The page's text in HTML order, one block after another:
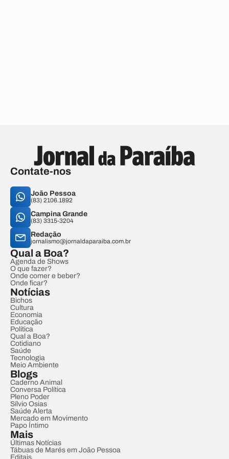
Contate-nos
João Pessoa
(83) 2106.1892
Campina Grande
(83) 3315-3204
Redação
jornalismo@jornaldaparaiba.com.br
Qual a Boa?
Agenda de Shows
O que fazer?
Onde comer e beber?
Onde ficar?
Notícias
Bichos
Cultura
Economia
Educação
Política
Qual a Boa?
Cotidiano
Saúde
Tecnologia
Meio Ambiente
Blogs
Caderno Animal
Conversa Política
Pleno Poder
Sílvio Osias
Saúde Alerta
Mercado em Movimento
Papo Íntimo
Mais
Últimas Notícias
Tábuas de Marés em João Pessoa
Editais